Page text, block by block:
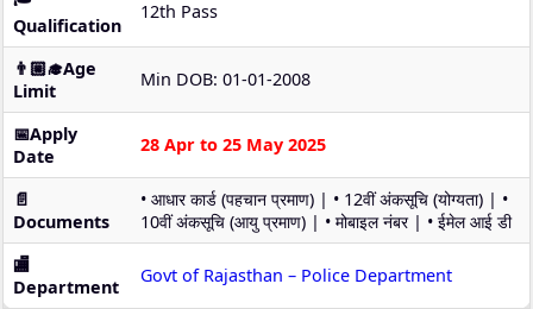
Qualification
12th Pass
👨🏼‍🎓Age
Limit
Min DOB: 01-01-2008
📅Apply
Date
28 Apr to 25 May 2025
📄
Documents
• आधार कार्ड (पहचान प्रमाण) | • 12वीं अंकसूचि (योग्यता) | •
10वीं अंकसूचि (आयु प्रमाण) | • मोबाइल नंबर | • ईमेल आई डी
🏬
Department
Govt of Rajasthan – Police Department